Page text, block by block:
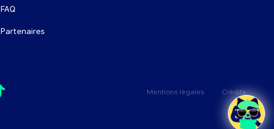
FAQ
Partenaires
Mentions légales Crédits